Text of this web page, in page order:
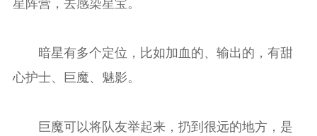
暗星有多个定位，比如加血的、输出的，有甜
心护士、巨魔、魅影。
巨魔可以将队友举起来，扔到很远的地方，是